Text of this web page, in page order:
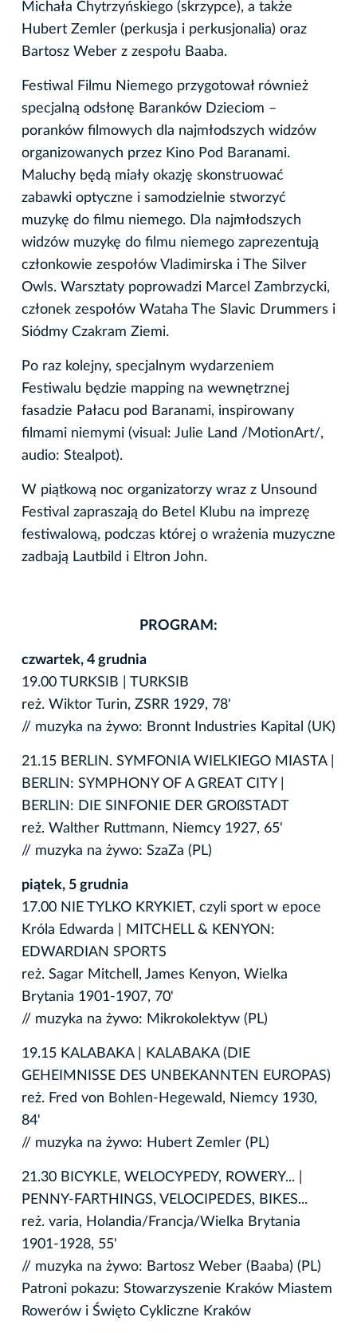
Michała Chytrzyńskiego (skrzypce), a także
Hubert Zemler (perkusja i perkusjonalia) oraz
Bartosz Weber z zespołu Baaba.
Festiwal Filmu Niemego przygotował również
specjalną odsłonę Baranków Dzieciom –
poranków filmowych dla najmłodszych widzów
organizowanych przez Kino Pod Baranami.
Maluchy będą miały okazję skonstruować
zabawki optyczne i samodzielnie stworzyć
muzykę do filmu niemego. Dla najmłodszych
widzów muzykę do filmu niemego zaprezentują
członkowie zespołów Vladimirska i The Silver
Owls. Warsztaty poprowadzi Marcel Zambrzycki,
członek zespołów Wataha The Slavic Drummers i
Siódmy Czakram Ziemi.
Po raz kolejny, specjalnym wydarzeniem
Festiwalu będzie mapping na wewnętrznej
fasadzie Pałacu pod Baranami, inspirowany
filmami niemymi (visual: Julie Land /MotionArt/,
audio: Stealpot).
W piątkową noc organizatorzy wraz z Unsound
Festival zapraszają do Betel Klubu na imprezę
festiwalową, podczas której o wrażenia muzyczne
zadbają Lautbild i Eltron John.
PROGRAM:
czwartek, 4 grudnia
19.00 TURKSIB | TURKSIB
reż. Wiktor Turin, ZSRR 1929, 78'
// muzyka na żywo: Bronnt Industries Kapital (UK)
21.15 BERLIN. SYMFONIA WIELKIEGO MIASTA |
BERLIN: SYMPHONY OF A GREAT CITY |
BERLIN: DIE SINFONIE DER GROßSTADT
reż. Walther Ruttmann, Niemcy 1927, 65'
// muzyka na żywo: SzaZa (PL)
piątek, 5 grudnia
17.00 NIE TYLKO KRYKIET, czyli sport w epoce
Króla Edwarda | MITCHELL & KENYON:
EDWARDIAN SPORTS
reż. Sagar Mitchell, James Kenyon, Wielka
Brytania 1901-1907, 70'
// muzyka na żywo: Mikrokolektyw (PL)
19.15 KALABAKA | KALABAKA (DIE
GEHEIMNISSE DES UNBEKANNTEN EUROPAS)
reż. Fred von Bohlen-Hegewald, Niemcy 1930,
84'
// muzyka na żywo: Hubert Zemler (PL)
21.30 BICYKLE, WELOCYPEDY, ROWERY... |
PENNY-FARTHINGS, VELOCIPEDES, BIKES...
reż. varia, Holandia/Francja/Wielka Brytania
1901-1928, 55'
// muzyka na żywo: Bartosz Weber (Baaba) (PL)
Patroni pokazu: Stowarzyszenie Kraków Miastem
Rowerów i Święto Cykliczne Kraków